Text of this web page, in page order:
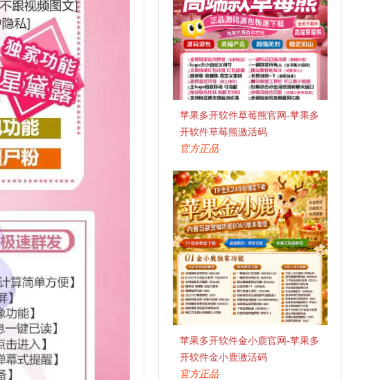
苹果多开软件草莓熊官网-苹果多
开软件草莓熊激活码
官方正品
苹果多开软件金小鹿官网-苹果多
开软件金小鹿激活码
官方正品